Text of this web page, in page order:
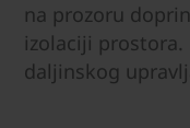
na prozoru
izolaciji
daljinskog